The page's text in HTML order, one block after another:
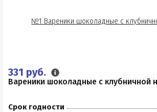
331 руб.
Вареники шоколадные с клубничной
Срок годности